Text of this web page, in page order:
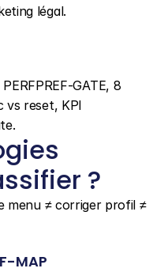
légal.
GATE, 8
vs reset, KPI
?
menu ≠ corriger profil ≠
MAP